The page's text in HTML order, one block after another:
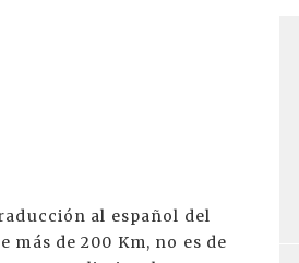
al español del
más de 200 Km, no es de